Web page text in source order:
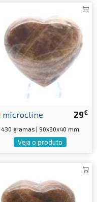
29€
microcline
430 gramas | 90x80x40 mm
Veja o produto